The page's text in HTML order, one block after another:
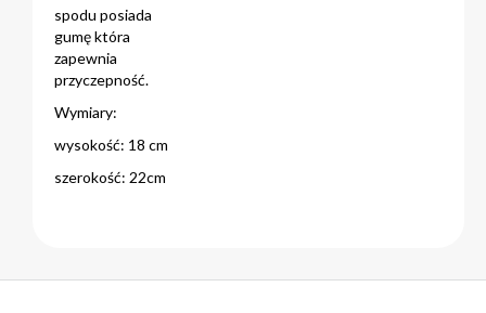
spodu posiada
gumę która
zapewnia
przyczepność.
Wymiary:
wysokość: 18 cm
szerokość: 22cm